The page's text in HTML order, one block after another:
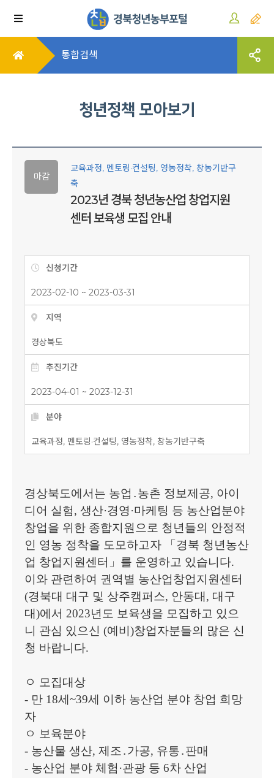
통합검색
청년정책 모아보기
마감
교육과정, 멘토링·컨설팅, 영농정착, 창농기반구
축
2023년 경북 청년농산업 창업지원
센터 보육생 모집 안내
신청기간
2023-02-10 ~ 2023-03-31
지역
경상북도
추진기간
2023-04-01 ~ 2023-12-31
분야
교육과정, 멘토링·컨설팅, 영농정착, 창농기반구축
경상북도에서는 농업 ․농촌 정보제공, 아이
디어 실험, 생산·경영 ·마케팅 등 농산업분야
창업을 위한 종합지원으로 청년들의 안정적
인 영농 정착을 도모하고자
「 경북 청년농산
업 창업지원센터 」 를 운영하고 있습니다.
이와 관련하여 권역별 농산업창업지원센터
(경북대 대구 및 상주캠퍼스, 안동대 , 대구
대)에서 2023년도 보육생을 모집하고 있으
니 관심 있으신 (예비 )창업자분들의 많은 신
청 바랍니다.
ㅇ 모집대상
- 만 18세 ~39세 이하 농산업 분야 창업 희망
자
ㅇ 보육분야
- 농산물 생산, 제조 ․가공, 유통․판매
- 농산업 분야 체험 ·관광 등 6차 산업